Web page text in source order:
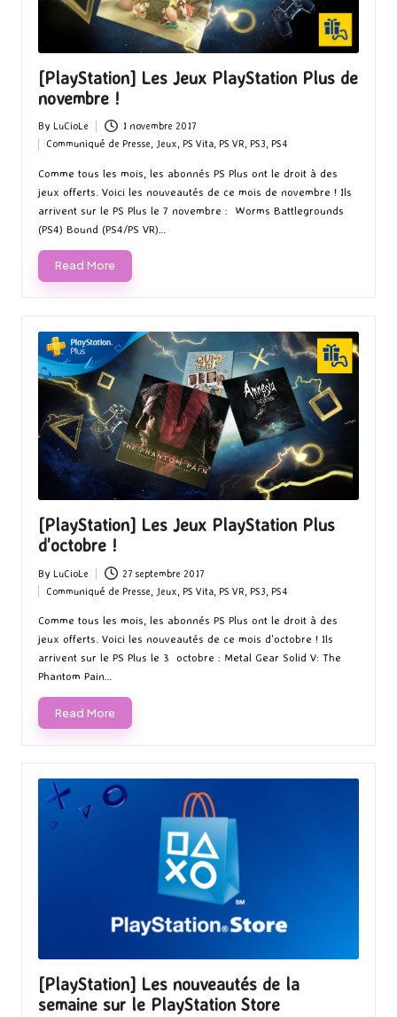
[PlayStation] Les Jeux PlayStation Plus de
novembre !
Posted
by
By LuCioLe 1 novembre 2017
in
Communiqué de Presse, Jeux,PS Vita,PS VR,PS3,PS4
Comme tous les mois, les abonnés PS Plus ont le droit à des
jeux offerts. Voici les nouveautés de ce mois de novembre ! Ils
arrivent sur le PS Plus le 7 novembre : Worms Battlegrounds
(PS4) Bound (PS4/PS VR)…
Read More
[PlayStation] Les Jeux PlayStation Plus
d’octobre !
Posted
by
By LuCioLe 27 septembre 2017
Posted
in
Communiqué de Presse Jeux PS Vita PS VR PS3 PS4
Comme tous les mois, les abonnés PS Plus ont le droit à des
jeux offerts. Voici les nouveautés de ce mois d'octobre ! Ils
arrivent sur le PS Plus le 3 octobre : Metal Gear Solid V: The
Phantom Pain…
Read More
[PlayStation] Les nouveautés de la
semaine sur le PlayStation Store